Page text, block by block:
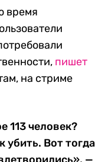
время
пишет
на стриме
113 человек?
убить. Вот тогда